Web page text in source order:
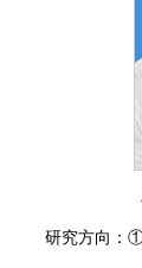
研究方向：①